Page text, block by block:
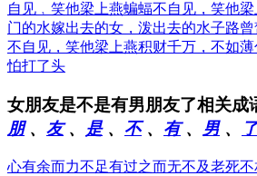
自见﹐笑他梁上燕蝙蝠不自见，笑他梁
门的水嫁出去的女，泼出去的水子路
不自见，笑他梁上燕积财千万，不如
怕打了头
女朋友是不是有男朋友了相关成
朋、 友、 是、 不、 有、 男、
心有余而力不足有过之而无不及老死